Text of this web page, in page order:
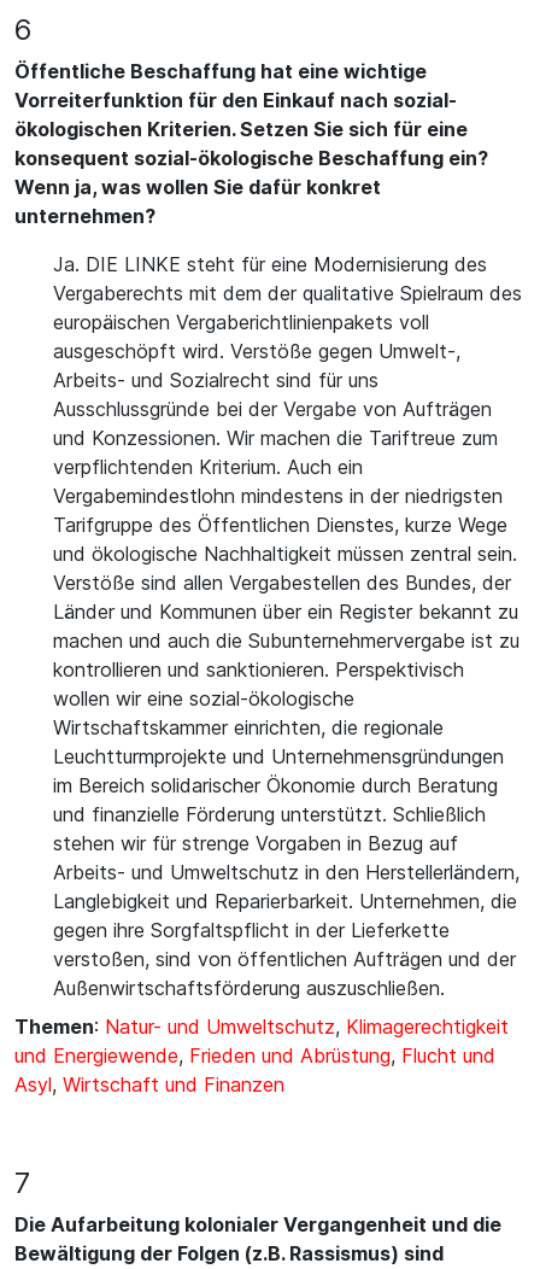
6
Öffentliche Beschaffung hat eine wichtige
Vorreiterfunktion für den Einkauf nach sozial-
ökologischen Kriterien. Setzen Sie sich für eine
konsequent sozial-ökologische Beschaffung ein?
Wenn ja, was wollen Sie dafür konkret
unternehmen?
Ja. DIE LINKE steht für eine Modernisierung des
Vergaberechts mit dem der qualitative Spielraum des
europäischen Vergaberichtlinienpakets voll
ausgeschöpft wird. Verstöße gegen Umwelt-,
Arbeits- und Sozialrecht sind für uns
Ausschlussgründe bei der Vergabe von Aufträgen
und Konzessionen. Wir machen die Tariftreue zum
verpflichtenden Kriterium. Auch ein
Vergabemindestlohn mindestens in der niedrigsten
Tarifgruppe des Öffentlichen Dienstes, kurze Wege
und ökologische Nachhaltigkeit müssen zentral sein.
Verstöße sind allen Vergabestellen des Bundes, der
Länder und Kommunen über ein Register bekannt zu
machen und auch die Subunternehmervergabe ist zu
kontrollieren und sanktionieren. Perspektivisch
wollen wir eine sozial-ökologische
Wirtschaftskammer einrichten, die regionale
Leuchtturmprojekte und Unternehmensgründungen
im Bereich solidarischer Ökonomie durch Beratung
und finanzielle Förderung unterstützt. Schließlich
stehen wir für strenge Vorgaben in Bezug auf
Arbeits- und Umweltschutz in den Herstellerländern,
Langlebigkeit und Reparierbarkeit. Unternehmen, die
gegen ihre Sorgfaltspflicht in der Lieferkette
verstoßen, sind von öffentlichen Aufträgen und der
Außenwirtschaftsförderung auszuschließen.
Themen: Natur- und Umweltschutz, Klimagerechtigkeit
und Energiewende, Frieden und Abrüstung, Flucht und
Asyl, Wirtschaft und Finanzen
7
Die Aufarbeitung kolonialer Vergangenheit und die
Bewältigung der Folgen (z.B. Rassismus) sind